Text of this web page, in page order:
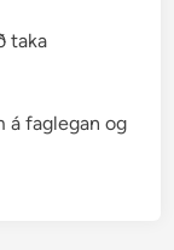
taka
á faglegan og